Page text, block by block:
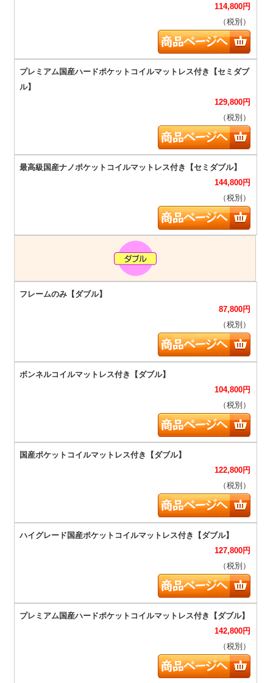
114,800円
（税別）
129,800円
（税別）
144,800円
（税別）
87,800円
（税別）
104,800円
（税別）
122,800円
（税別）
127,800円
（税別）
142,800円
（税別）